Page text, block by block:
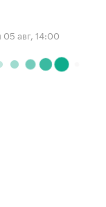
05 авг, 14:00